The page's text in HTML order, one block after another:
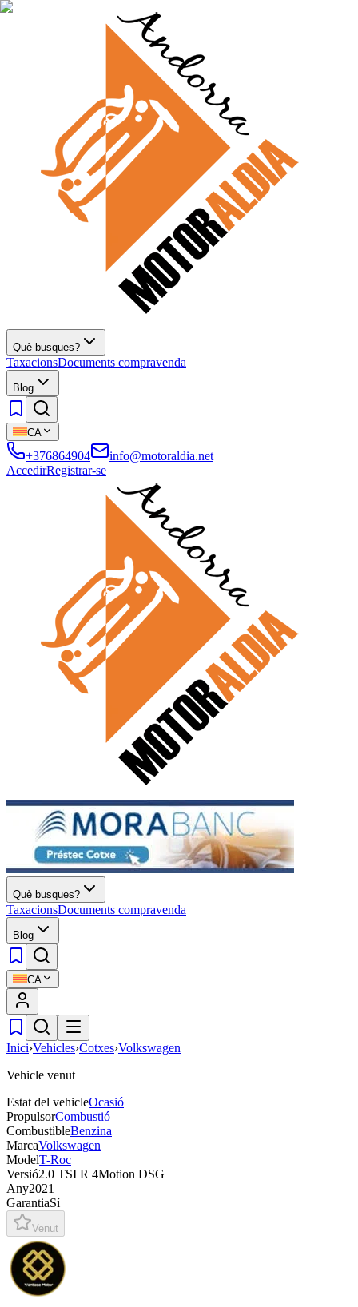
Què busques?
TaxacionsDocuments compravenda
Blog
CA
+376864904
info@motoraldia.net
AccedirRegistrar-se
Què busques?
TaxacionsDocuments compravenda
Blog
CA
Inici›Vehicles›Cotxes›Volkswagen
Vehicle venut
Estat del vehicleOcasió
PropulsorCombustió
CombustibleBenzina
MarcaVolkswagen
ModelT-Roc
Versió2.0 TSI R 4Motion DSG
Any2021
GarantiaSí
Venut